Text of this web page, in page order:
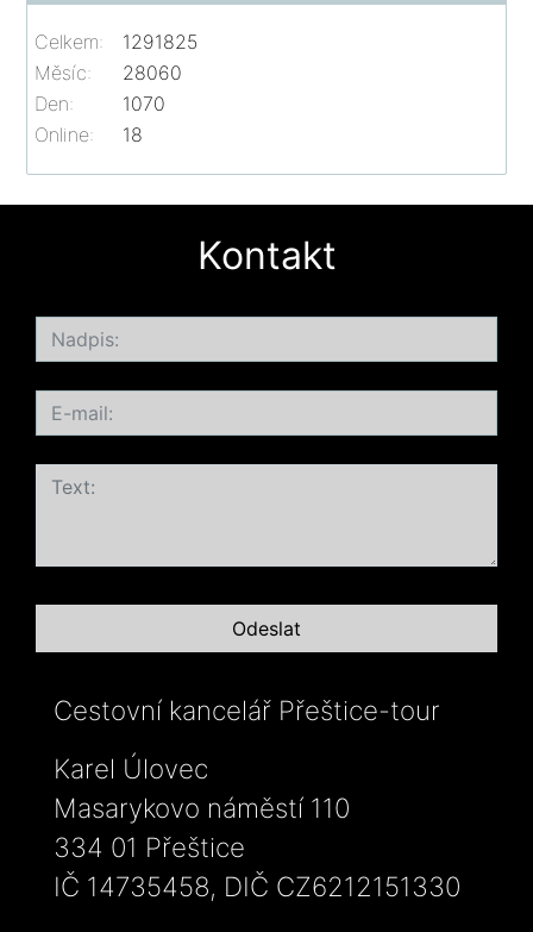
Online: 18
Celkem:
1291825
Měsíc:
28060
Den:
1070
Kontakt
Cestovní kancelář Přeštice-tour
Karel Úlovec
Masarykovo náměstí 110
334 01 Přeštice
IČ 14735458, DIČ CZ6212151330